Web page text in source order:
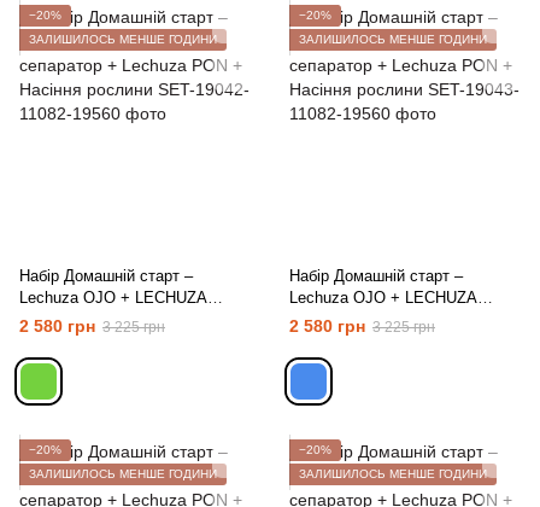
−20%
ЗАЛИШИЛОСЬ МЕНШЕ ГОДИНИ
Набір Домашній старт –
Lechuza OJO + LECHUZA
сепаратор + Lechuza PON +
Насіння рослини
2 580 грн 3 225 грн
−20%
ЗАЛИШИЛОСЬ МЕНШЕ ГОДИНИ
Набір Домашній старт –
Lechuza OJO + LECHUZA
сепаратор + Lechuza PON +
Насіння рослини
2 580 грн 3 225 грн
−20%
ЗАЛИШИЛОСЬ МЕНШЕ ГОДИНИ
−20%
ЗАЛИШИЛОСЬ МЕНШЕ ГОДИНИ